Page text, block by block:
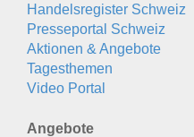
Handelsregister Schweiz
Presseportal Schweiz
Aktionen & Angebote
Tagesthemen
Video Portal
Angebote